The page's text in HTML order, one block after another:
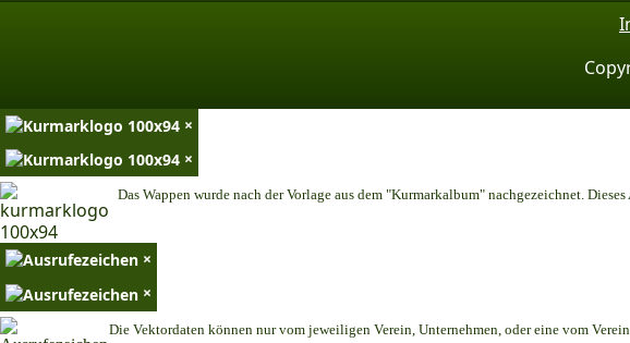
×
×
Das Wappen wurde nach der Vorlage aus dem "Kurmarkalbum" nachgezeichnet.
×
×
Die Vektordaten können nur vom jeweiligen Verein, Unternehmen, oder eine vom